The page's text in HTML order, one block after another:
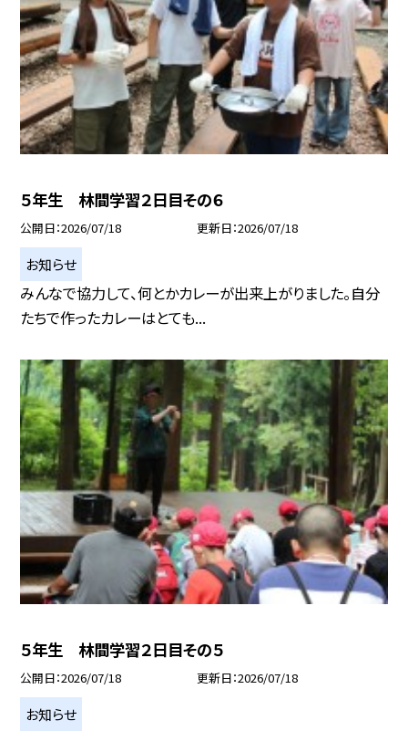
５年生 林間学習２日目その６
公開日 2026/07/18 更新日 2026/07/18
お知らせ
みんなで協力して、何とかカレーが出来上がりました。自分
たちで作ったカレーはとても...
５年生 林間学習２日目その５
公開日 2026/07/18 更新日 2026/07/18
お知らせ